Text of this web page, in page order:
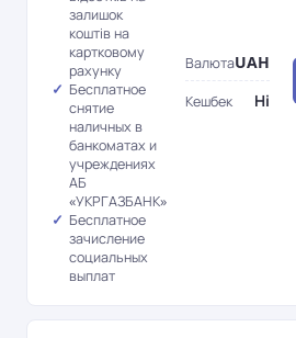
залишок
коштів на
картковому
рахунку
Бесплатное
снятие
наличных в
банкоматах и
учреждениях
АБ
«УКРГАЗБАНК»
Бесплатное
зачисление
социальных
выплат
ВалютаUAH
Кешбек Ні